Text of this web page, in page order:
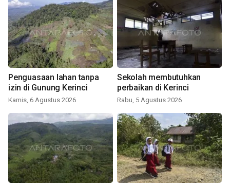
Penguasaan lahan tanpa
izin di Gunung Kerinci
Kamis, 6 Agustus 2026
Sekolah membutuhkan
perbaikan di Kerinci
Rabu, 5 Agustus 2026